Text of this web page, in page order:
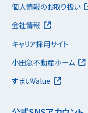
個人情報のお取り扱い
会社情報
キャリア採用サイト
小田急不動産ホーム
すまいValue